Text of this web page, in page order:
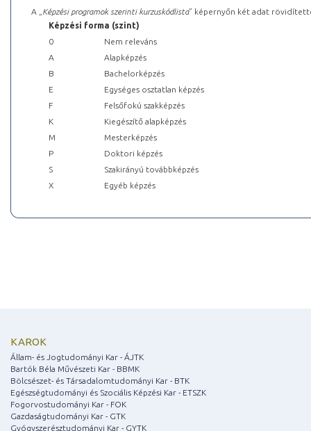
A „ Képzési programok szerinti kurzuskódlista” képernyőn két adat
Képzési forma (szint)
0
Nem releváns
A
Alapképzés
B
Bachelorképzés
E
Egységes osztatlan képzés
F
Felsőfokú szakképzés
K
Kiegészítő alapképzés
M
Mesterképzés
P
Doktori képzés
S
Szakirányú továbbképzés
X
Egyéb képzés
KAROK
Állam- és Jogtudományi Kar - ÁJTK
Bartók Béla Művészeti Kar - BBMK
Bölcsészet- és Társadalomtudományi Kar - BTK
Egészségtudományi és Szociális Képzési Kar - ETSZK
Fogorvostudományi Kar - FOK
Gazdaságtudományi Kar - GTK
Gyógyszerésztudományi Kar - GYTK